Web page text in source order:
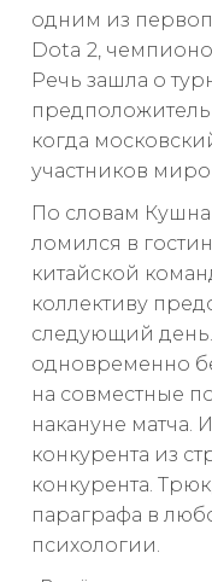
одним из
Dota 2,
Речь зашла о
когда
участников
По словам
ломился в
китайской
коллективу
следующий
одновременно
на совместные
накануне матча.
конкурента из
конкурента.
параграфа в
психологии.